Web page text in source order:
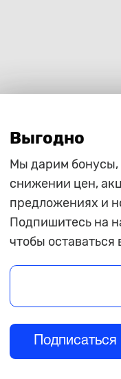
Выгодно
Мы дарим
снижении цен,
предложениях и
Подпишитесь на
чтобы оставаться
Подписаться